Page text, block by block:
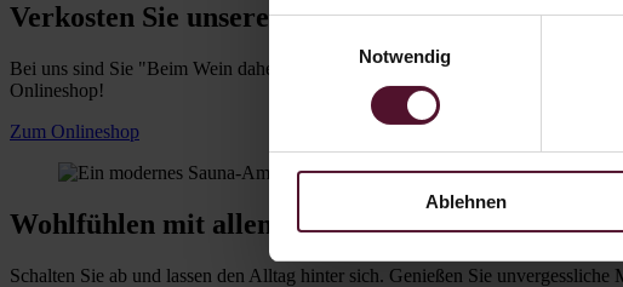
Notwendig
Ablehnen
Verkosten Sie unseren Wein
Bei uns sind Sie "Beim Wein daheim". Möchten Sie aber auch bei sich
Onlineshop!
Zum Onlineshop
Wohlfühlen mit allen Sinnen
Schalten Sie ab und lassen den Alltag hinter sich. Genießen Sie unvergessliche